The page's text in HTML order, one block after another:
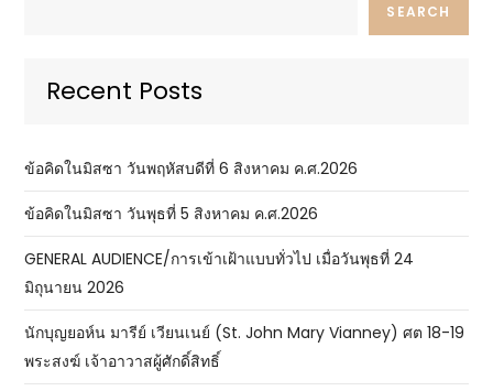
SEARCH
Recent Posts
ข้อคิดในมิสซา วันพฤหัสบดีที่ 6 สิงหาคม ค.ศ.2026
ข้อคิดในมิสซา วันพุธที่ 5 สิงหาคม ค.ศ.2026
GENERAL AUDIENCE/การเข้าเฝ้าแบบทั่วไป เมื่อวันพุธที่ 24
มิถุนายน 2026
นักบุญยอห์น มารีย์ เวียนเนย์ (St. John Mary Vianney) ศต 18-19
พระสงฆ์ เจ้าอาวาสผู้ศักดิ์สิทธิ์